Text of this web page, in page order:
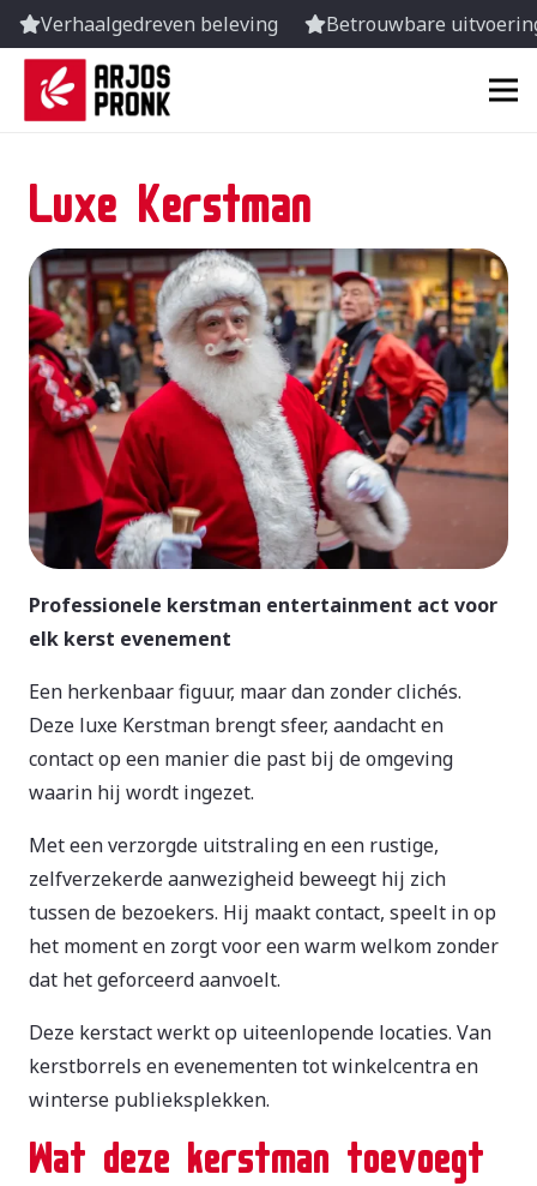
Verhaalgedreven beleving Betrouwbare
Luxe Kerstman
Professionele kerstman entertainment act voor
elk kerst evenement
Een herkenbaar figuur, maar dan zonder clichés.
Deze luxe Kerstman brengt sfeer, aandacht en
contact op een manier die past bij de omgeving
waarin hij wordt ingezet.
Met een verzorgde uitstraling en een rustige,
zelfverzekerde aanwezigheid beweegt hij zich
tussen de bezoekers. Hij maakt contact, speelt in op
het moment en zorgt voor een warm welkom zonder
dat het geforceerd aanvoelt.
Deze kerstact werkt op uiteenlopende locaties. Van
kerstborrels en evenementen tot winkelcentra en
winterse publieksplekken.
Wat deze kerstman toevoegt